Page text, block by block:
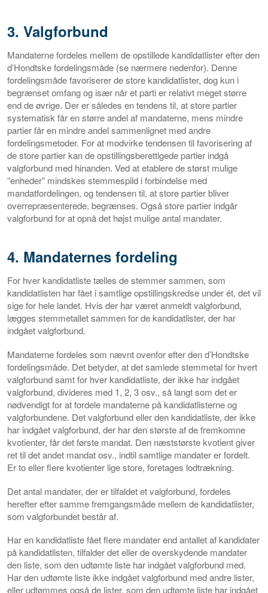
3. Valgforbund
Mandaterne fordeles mellem de opstillede kandidatlister efter den
d’Hondtske fordelingsmåde (se nærmere nedenfor). Denne
fordelingsmåde favoriserer de store kandidatlister, dog kun i
begrænset omfang og især når et parti er relativt meget større
end de øvrige. Der er således en tendens til, at store partier
systematisk får en større andel af mandaterne, mens mindre
partier får en mindre andel sammenlignet med andre
fordelingsmetoder. For at modvirke tendensen til favorisering af
de store partier kan de opstillingsberettigede partier indgå
valgforbund med hinanden. Ved at etablere de størst mulige
”enheder” mindskes stemmespild i forbindelse med
mandatfordelingen, og tendensen til, at store partier bliver
overrepræsenterede, begrænses. Også store partier indgår
valgforbund for at opnå det højst mulige antal mandater.
4. Mandaternes fordeling
For hver kandidatliste tælles de stemmer sammen, som
kandidatlisten har fået i samtlige opstillingskredse under ét, det vil
sige for hele landet. Hvis der har været anmeldt valgforbund,
lægges stemmetallet sammen for de kandidatlister, der har
indgået valgforbund.
Mandaterne fordeles som nævnt ovenfor efter den d’Hondtske
fordelingsmåde. Det betyder, at det samlede stemmetal for hvert
valgforbund samt for hver kandidatliste, der ikke har indgået
valgforbund, divideres med 1, 2, 3 osv., så langt som det er
nødvendigt for at fordele mandaterne på kandidatlisterne og
valgforbundene. Det valgforbund eller den kandidatliste, der ikke
har indgået valgforbund, der har den største af de fremkomne
kvotienter, får det første mandat. Den næststørste kvotient giver
ret til det andet mandat osv., indtil samtlige mandater er fordelt.
Er to eller flere kvotienter lige store, foretages lodtrækning.
Det antal mandater, der er tilfaldet et valgforbund, fordeles
herefter efter samme fremgangsmåde mellem de kandidatlister,
som valgforbundet består af.
Har en kandidatliste fået flere mandater end antallet af kandidater
på kandidatlisten, tilfalder det eller de overskydende mandater
den liste, som den udtømte liste har indgået valgforbund med.
Har den udtømte liste ikke indgået valgforbund med andre lister,
eller udtømmes også de lister, som den udtømte liste har indgået